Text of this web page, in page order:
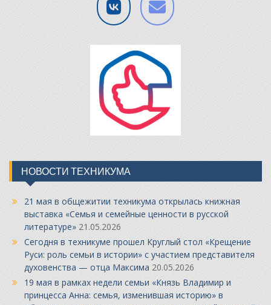
НОВОСТИ ТЕХНИКУМА
21 мая в общежитии техникума открылась книжная
выставка «Семья и семейные ценности в русской
литературе» 21.05.2026
Сегодня в техникуме прошел Круглый стол «Крещение
Руси: роль семьи в истории» с участием представителя
духовенства — отца Максима 20.05.2026
19 мая в рамках недели семьи «Князь Владимир и
принцесса Анна: семья, изменившая историю» в